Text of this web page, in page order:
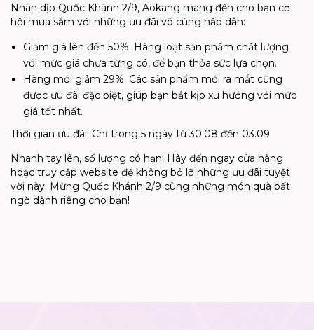
Nhân dịp Quốc Khánh 2/9, Aokang mang đến cho bạn cơ
hội mua sắm với những ưu đãi vô cùng hấp dẫn:
Giảm giá lên đến 50%: Hàng loạt sản phẩm chất lượng
với mức giá chưa từng có, để bạn thỏa sức lựa chọn.
Hàng mới giảm 29%: Các sản phẩm mới ra mắt cũng
được ưu đãi đặc biệt, giúp bạn bắt kịp xu hướng với mức
giá tốt nhất.
Thời gian ưu đãi: Chỉ trong 5 ngày từ 30.08 đến 03.09
Nhanh tay lên, số lượng có hạn! Hãy đến ngay cửa hàng
hoặc truy cập website để không bỏ lỡ những ưu đãi tuyệt
vời này. Mừng Quốc Khánh 2/9 cùng những món quà bất
ngờ dành riêng cho bạn!